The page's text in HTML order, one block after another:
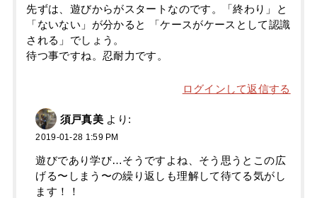
先ずは、遊びからがスタートなのです。「終わり」と
「ないない」が分かると 「ケースがケースとして認識
される」でしょう。
待つ事ですね。忍耐力です。
ログインして返信する
須戸真美 より:
2019-01-28 1:59 PM
遊びであり学び…そうですよね、そう思うとこの広
げる〜しまう〜の繰り返しも理解して待てる気がし
ます！！